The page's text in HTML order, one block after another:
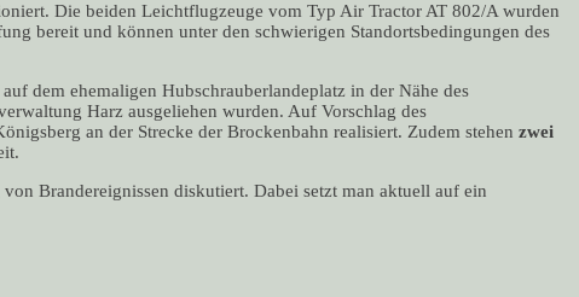
Die beiden Leichtflugzeuge vom Typ Air Tractor AT 802/A wurden
bereit und können unter den schwierigen Standortsbedingungen des
dem ehemaligen Hubschrauberlandeplatz in der Nähe des
Harz ausgeliehen wurden. Auf Vorschlag des
an der Strecke der Brockenbahn realisiert. Zudem stehen zwei
Brandereignissen diskutiert. Dabei setzt man aktuell auf ein